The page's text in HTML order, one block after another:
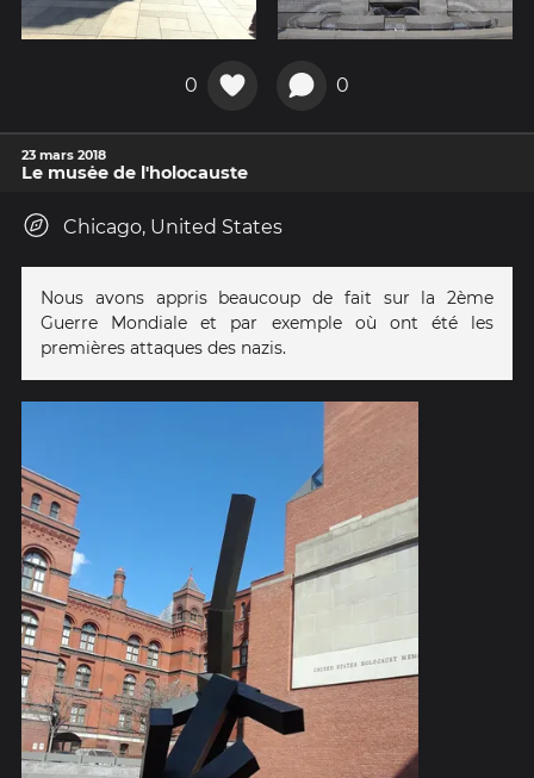
0 0
23 mars 2018
Le musėe de l'holocauste
Chicago, United States
Nous avons appris beaucoup de fait sur la 2ème
Guerre Mondiale et par exemple où ont été les
premières attaques des nazis.